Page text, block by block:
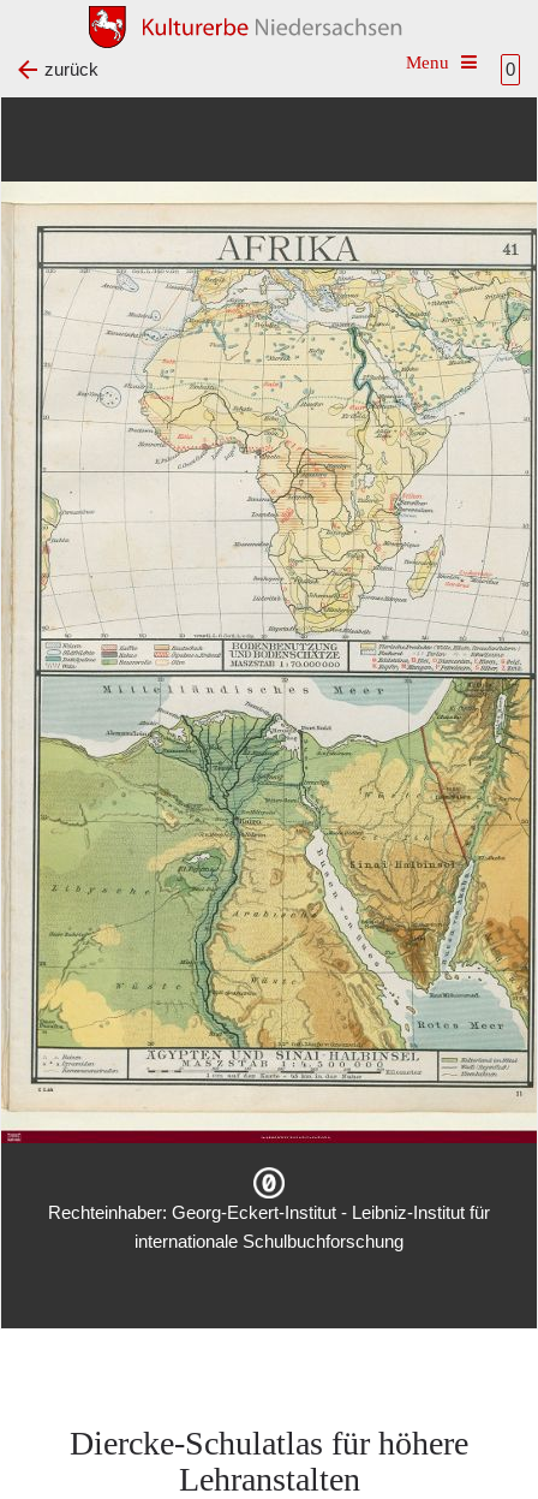
0
Toggle
zurück
Rechteinhaber: Georg-Eckert-Institut - Leibniz-Institut für
internationale Schulbuchforschung
Diercke-Schulatlas für höhere
Lehranstalten